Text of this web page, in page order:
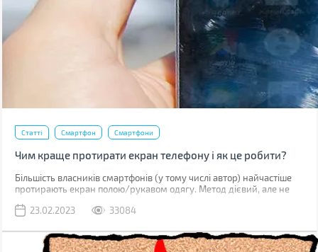
Статті Смартфон Смартфони
Чим краще протирати екран телефону і як це робити?
Більшість власників смартфонів (у тому числі автор) найчастіше
протирають екран полою/рукавом одягу. Метод дієвий, але не
уважно придивитесь до дисплея, скоріше за все побачите
очищення.
23.02.2023 33084